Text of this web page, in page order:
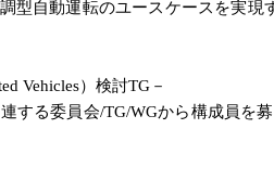
動運転のユースケースを実現
Vehicles）検討TG－
る委員会/TG/WGから構成員を募